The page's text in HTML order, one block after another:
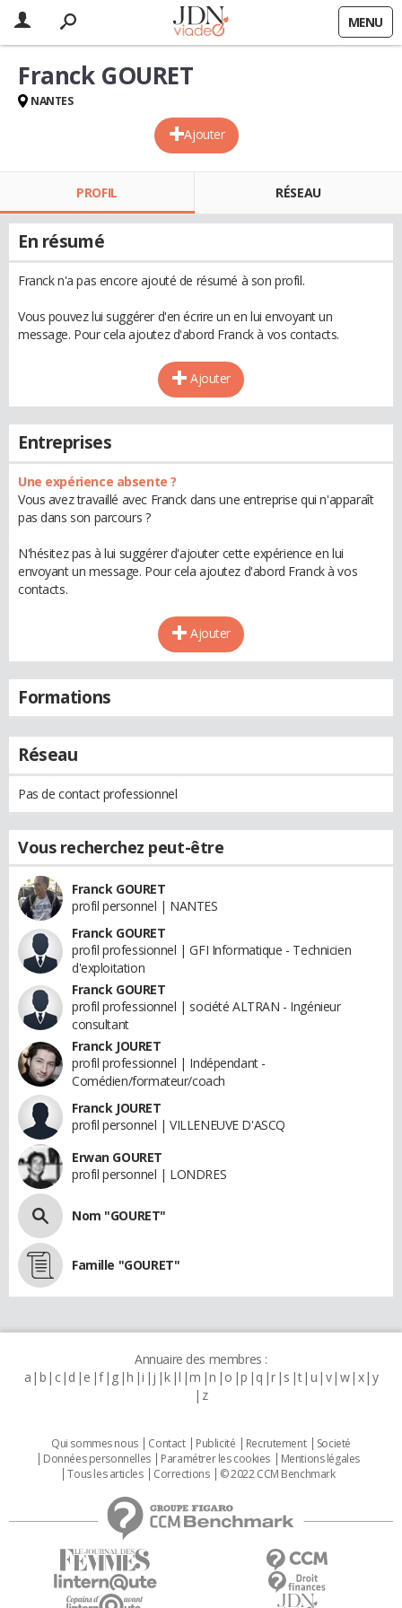
MENU
Ajouter
Franck GOURET
NANTES
PROFIL RÉSEAU
En résumé
Franck n'a pas encore ajouté de résumé à son profil.
Vous pouvez lui suggérer d'en écrire un en lui envoyant un
message. Pour cela ajoutez d'abord Franck à vos contacts.
Ajouter
Entreprises
Une expérience absente ?
Vous avez travaillé avec Franck dans une entreprise qui n'apparaît
pas dans son parcours ?
N'hésitez pas à lui suggérer d'ajouter cette expérience en lui
envoyant un message. Pour cela ajoutez d'abord Franck à vos
contacts.
Ajouter
Formations
Réseau
Pas de contact professionnel
Vous recherchez peut-être
Franck GOURET
profil personnel | NANTES
Franck GOURET
profil professionnel | GFI Informatique - Technicien
d'exploitation
Franck GOURET
profil professionnel | société ALTRAN - Ingénieur
consultant
Franck JOURET
profil professionnel | Indépendant -
Comédien/formateur/coach
Franck JOURET
profil personnel | VILLENEUVE D'ASCQ
Erwan GOURET
profil personnel | LONDRES
Nom "GOURET"
Famille "GOURET"
Annuaire des membres :
a b c d e f g h i j k l m n o p q r s t u v w x y
z
Qui sommes nous Contact Publicité Recrutement
Societé
Données personnelles
Paramétrer les cookies
Mentions légales
Tous les articles
Corrections © 2022 CCM Benchmark